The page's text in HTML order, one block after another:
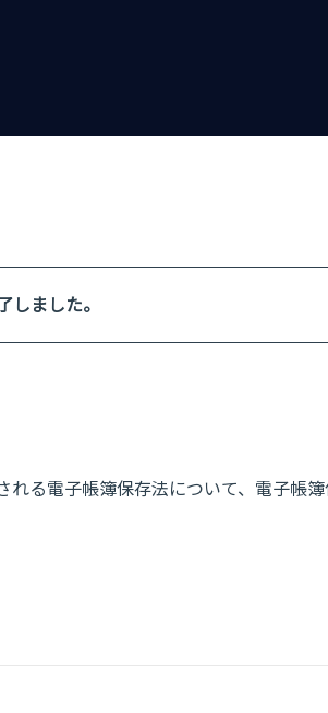
しました。
る電子帳簿保存法について、電子帳